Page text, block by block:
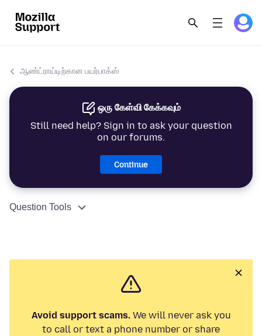
ஆண்ட்ராய்டிற்கான பயர்பாக்ஸ்
ஒரு கேள்வி கேக்கவும்
Still need help? Sign in to ask your question
on our forums.
Continue
Question Tools
Avoid support scams.We will never ask you
to call or text a phone number or share